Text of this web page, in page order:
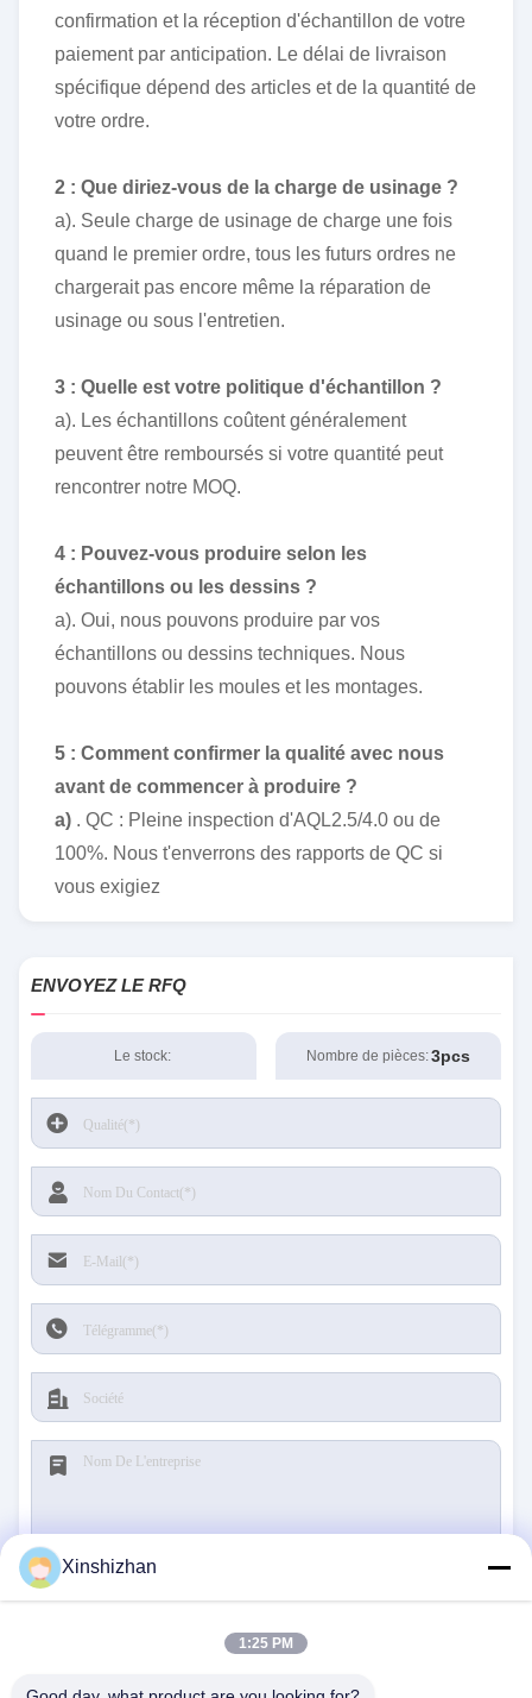
confirmation et la réception d'échantillon de votre
paiement par anticipation. Le délai de livraison
spécifique dépend des articles et de la quantité de
votre ordre.
2 : Que diriez-vous de la charge de usinage ?
a). Seule charge de usinage de charge une fois
quand le premier ordre, tous les futurs ordres ne
chargerait pas encore même la réparation de
usinage ou sous l'entretien.
3 : Quelle est votre politique d'échantillon ?
a). Les échantillons coûtent généralement
peuvent être remboursés si votre quantité peut
rencontrer notre MOQ.
4 : Pouvez-vous produire selon les
échantillons ou les dessins ?
a). Oui, nous pouvons produire par vos
échantillons ou dessins techniques. Nous
pouvons établir les moules et les montages.
5 : Comment confirmer la qualité avec nous
avant de commencer à produire ?
a) . QC : Pleine inspection d'AQL2.5/4.0 ou de
100%. Nous t'enverrons des rapports de QC si
vous exigiez
ENVOYEZ LE RFQ
Le stock: Nombre de pièces:3pcs
Xinshizhan
1:25 PM